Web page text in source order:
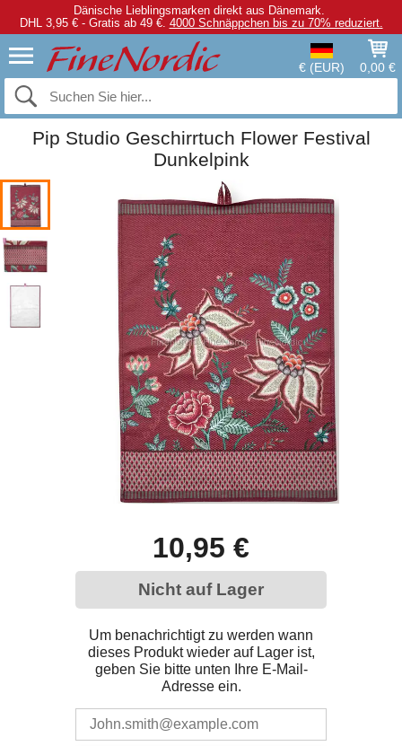
Dänische Lieblingsmarken direkt aus Dänemark.
DHL 3,95 € - Gratis ab 49 €. 4000 Schnäppchen bis zu 70% reduziert.
€ (EUR) 0,00 €
Pip Studio Geschirrtuch Flower Festival
Dunkelpink
10,95 €
Nicht auf Lager
Um benachrichtigt zu werden wann
dieses Produkt wieder auf Lager ist,
geben Sie bitte unten Ihre E-Mail-
Adresse ein.